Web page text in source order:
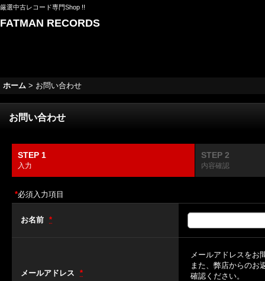
厳選中古レコード専門Shop !!
FATMAN RECORDS
ホーム > お問い合わせ
お問い合わせ
STEP 1
入力
STEP 2
内容確認
*必須入力項目
お名前 *
メールアドレス *
メールアドレスをお
また、弊店からのお
確認ください。